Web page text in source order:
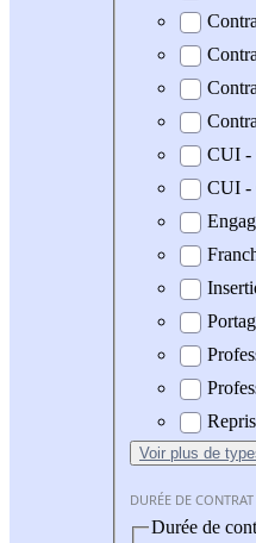
CUI -
CUI -
Voir plus de
DURÉE DE CONTRAT
Durée de